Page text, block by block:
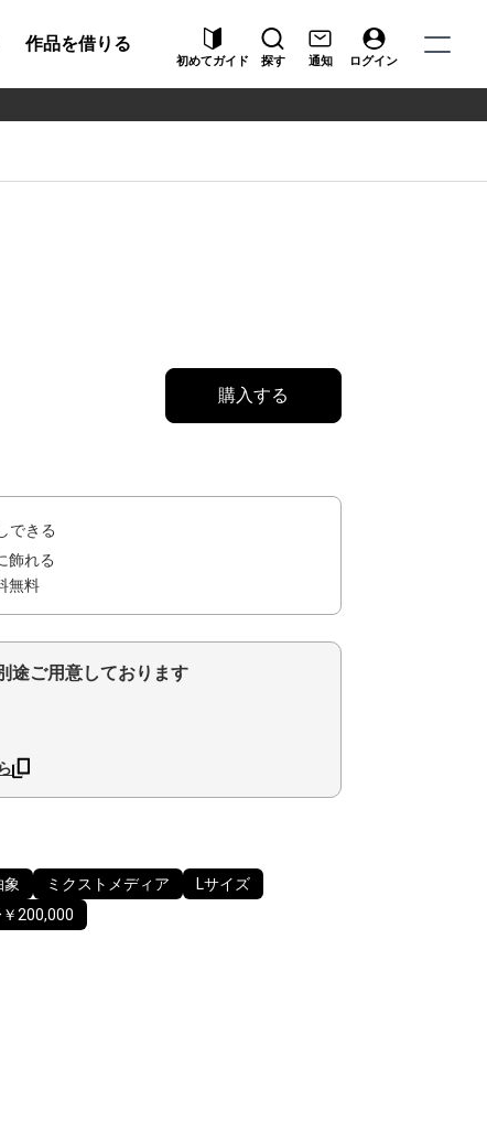
作品を借りる
初めてガイド 探す 通知 ログイン
購入する
できる
飾れる
無料
途ご用意しております
象 ミクストメディア
Lサイズ
￥200,000